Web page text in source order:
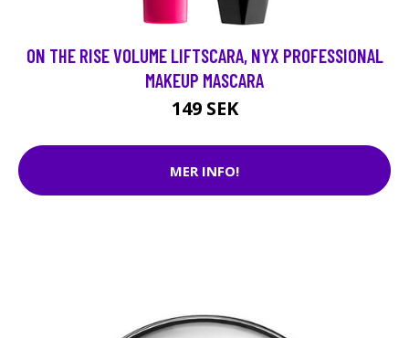
ON THE RISE VOLUME LIFTSCARA, NYX PROFESSIONAL
MAKEUP MASCARA
149 SEK
MER INFO!